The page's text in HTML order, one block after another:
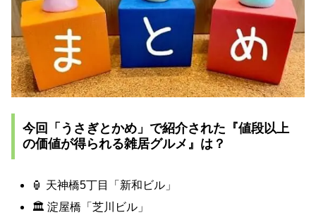
今回「うさぎとかめ」で紹介された『値段以上
の価値が得られる雑居グルメ』は？
🏮 天神橋5丁目「新和ビル」
🏛️ 淀屋橋「芝川ビル」